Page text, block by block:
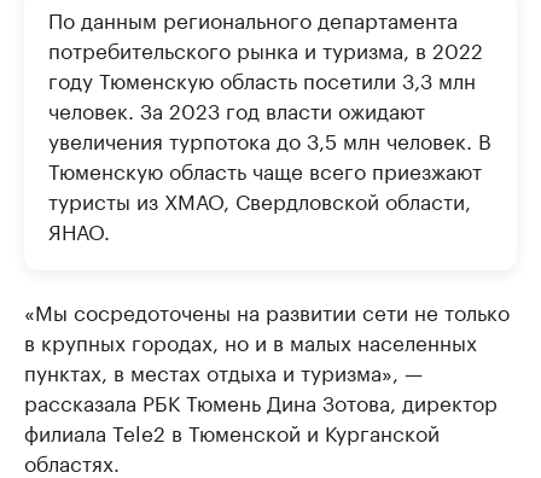
По данным регионального департамента
потребительского рынка и туризма, в 2022
году Тюменскую область посетили 3,3 млн
человек. За 2023 год власти ожидают
увеличения турпотока до 3,5 млн человек. В
Тюменскую область чаще всего приезжают
туристы из ХМАО, Свердловской области,
ЯНАО.
«Мы сосредоточены на развитии сети не только
в крупных городах, но и в малых населенных
пунктах, в местах отдыха и туризма», —
рассказала РБК Тюмень Дина Зотова, директор
филиала Tele2 в Тюменской и Курганской
областях.